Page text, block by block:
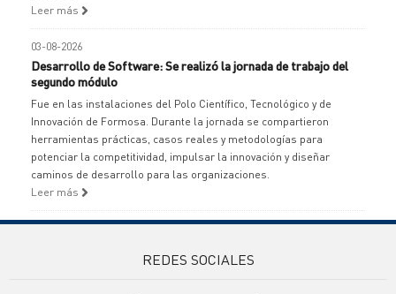
Leer más
03-08-2026
Desarrollo de Software: Se realizó la jornada de trabajo del
segundo módulo
Fue en las instalaciones del Polo Científico, Tecnológico y de
Innovación de Formosa. Durante la jornada se compartieron
herramientas prácticas, casos reales y metodologías para
potenciar la competitividad, impulsar la innovación y diseñar
caminos de desarrollo para las organizaciones.
Leer más
REDES SOCIALES